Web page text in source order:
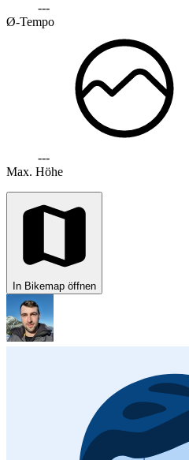
---
Ø-Tempo
---
Max. Höhe
In Bikemap öffnen